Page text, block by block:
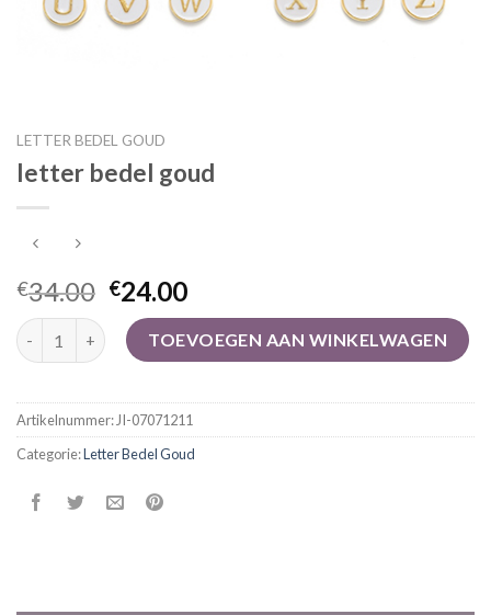
LETTER BEDEL GOUD
letter bedel goud
€34.00 €24.00
letter bedel goud aantalTOEVOEGEN AAN WINKELWAGEN
Artikelnummer:JI-07071211
Categorie:Letter Bedel Goud